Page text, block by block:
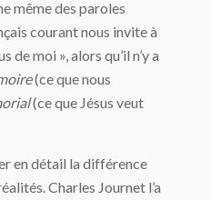
même des paroles
courant nous invite à
de moi », alors qu’il n’y a
(ce que nous
(ce que Jésus veut
en détail la différence
Charles Journet l’a